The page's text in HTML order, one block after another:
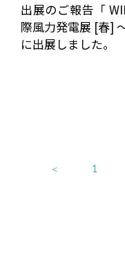
出展のご報告「
際風力発電展 [春] ～
に出展しました。
＜ 1